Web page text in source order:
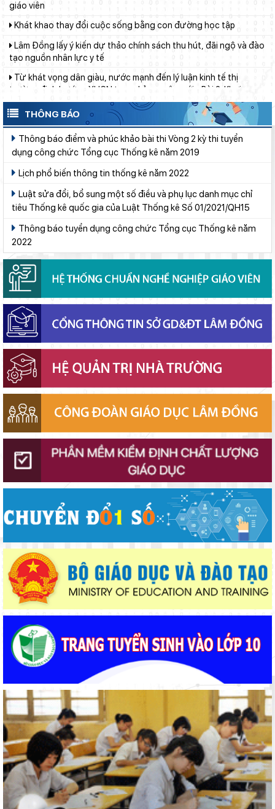
Khát khao thay đổi cuộc sống bằng con đường học tập
tạo nguồn nhân lực y tế
Từ khát vọng dân giàu, nước mạnh đến lý luận kinh tế thị
trường định hướng XHCN trong kỷ nguyên mới - Bài 2: Khơi
thông nguồn lực, vững bước tiến vào kỷ nguyên mới (tiếp theo
quả hoạt động giáo dục
Đẩy mạnh truyền thông về giáo dục nghề nghiệp trong toàn
ngành năm 2026
Chính phủ ban hành Nghị quyết quy định cơ cấu, số lượng và
chính sách đối với đội ngũ quản lý, nhân sự hỗ trợ giáo dục khi
sắp xếp cơ sở giáo dục công lập
Sáng đèn công trường để kịp năm học mới
Đánh giá tình hình triển khai sắp xếp, tổ chức cơ sở giáo dục
Lâm Đồng phấn đấu hoàn thành Trường THPT Chuyên Bảo Lộc
trước năm học mới
Bộ Giáo dục và Đào tạo ban hành khung thời gian năm học từ
năm học 2026–2027
Phó Chủ tịch UBND tỉnh Lâm Đồng Nguyễn Minh kiểm tra tiến
độ Dự án Trường TH&THCS Xuân Hương
Chuẩn bị hành trang cho trẻ vào lớp 1: Đồng hành đúng cách từ
gia đình
Khởi đầu định hướng nghề nghiệp
Ban Văn hóa - Xã hội HĐND tỉnh Lâm Đồng khảo sát thực hiện
Sở Giáo dục và Đào tạo Lâm Đồng đẩy mạnh cải cách hành
chính gắn với áp dụng ISO 9001:2015
Lâm Đồng chủ động ứng phó nguy cơ thiếu nước do El Nino
Thắp sáng văn hóa đọc từ những “Thư viện thân thiện”
Gieo mầm hiếu học nơi vùng xa
Lâm Đồng tập huấn cán bộ quản lý ngành Giáo dục, sẵn sàng
cho năm học 2026 - 2027
Bảo đảm ngày khai giảng thực sự là ngày hội của học sinh và
giáo viên
Khát khao thay đổi cuộc sống bằng con đường học tập
Lâm Đồng lấy ý kiến dự thảo chính sách thu hút, đãi ngộ và đào
tạo nguồn nhân lực y tế
trường định hướng XHCN trong kỷ nguyên mới - Bài 2: Khơi
thông nguồn lực, vững bước tiến vào kỷ nguyên mới (tiếp theo
và hết)
Thí điểm giáo dục AI góp phần đổi mới quản trị, nâng cao hiệu
quả hoạt động giáo dục
ngành năm 2026
THÔNG BÁO
dụng công chức Tổng cục Thống kê năm 2019
Lịch phổ biến thông tin thống kê năm 2022
tiêu Thống kê quốc gia của Luật Thống kê Số 01/2021/QH15
2022